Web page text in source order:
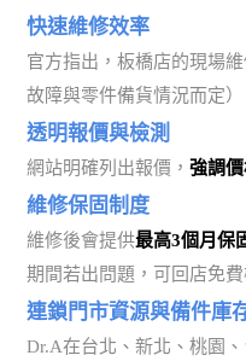
快速維修效率
官方指出，板橋店的現場
故障與零件備貨情況而定
透明報價與檢測
網站明確列出報價，強調
維修保固制度
維修後會提供最高3個月保
期間若出問題，可回店免費
連鎖門市資源與備件庫
Dr.A在台北、新北、桃園